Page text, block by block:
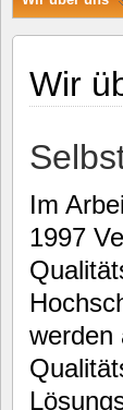
Wir
Im
1997
werden